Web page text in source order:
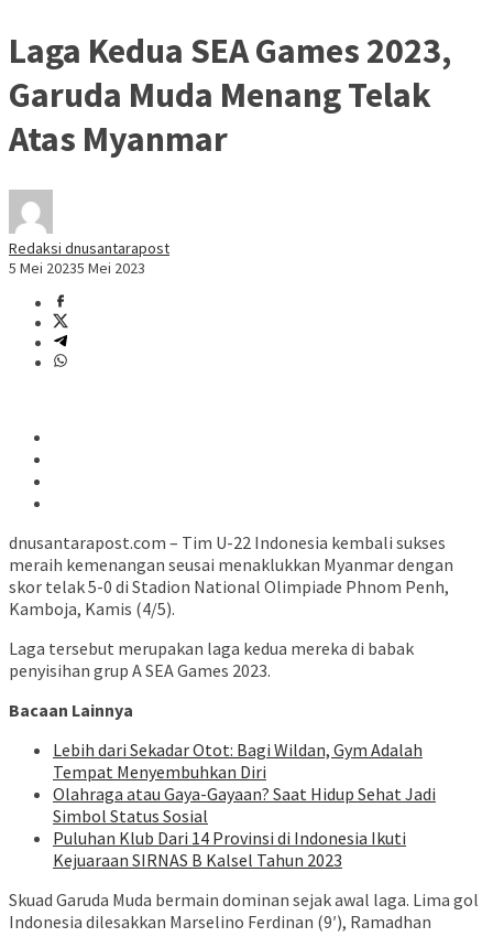
Laga Kedua SEA Games 2023,
Garuda Muda Menang Telak
Atas Myanmar
Redaksi dnusantarapost
5 Mei 20235 Mei 2023
dnusantarapost.com – Tim U-22 Indonesia kembali sukses
meraih kemenangan seusai menaklukkan Myanmar dengan
skor telak 5-0 di Stadion National Olimpiade Phnom Penh,
Kamboja, Kamis (4/5).
Laga tersebut merupakan laga kedua mereka di babak
penyisihan grup A SEA Games 2023.
Bacaan Lainnya
Lebih dari Sekadar Otot: Bagi Wildan, Gym Adalah
Tempat Menyembuhkan Diri
Olahraga atau Gaya-Gayaan? Saat Hidup Sehat Jadi
Simbol Status Sosial
Puluhan Klub Dari 14 Provinsi di Indonesia Ikuti
Kejuaraan SIRNAS B Kalsel Tahun 2023
Skuad Garuda Muda bermain dominan sejak awal laga. Lima gol
Indonesia dilesakkan Marselino Ferdinan (9′), Ramadhan